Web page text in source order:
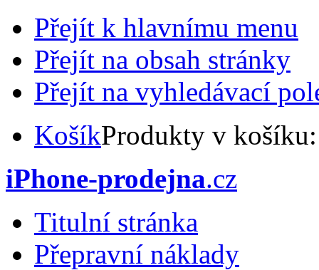
Přejít k hlavnímu menu
Přejít na obsah stránky
Přejít na vyhledávací
KošíkProdukty v
iPhone-prodejna.cz
Titulní stránka
Přepravní náklady